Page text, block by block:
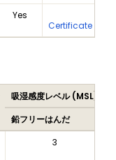
Yes
Certificate Of
吸湿感度レベル (MSL)
鉛フリーはんだ
3